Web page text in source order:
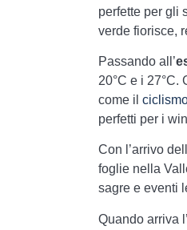
perfette per gli
verde fiorisce,
Passando all’
20°C e i 27°C.
come il
perfetti per i
Con l’arrivo
foglie nella
sagre e eventi
Quando arriva l’